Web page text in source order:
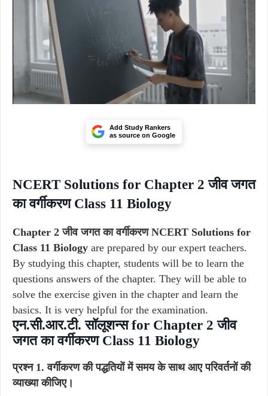
Add Study Rankers
as source on Google
NCERT Solutions for Chapter 2 जीव जगत
का वर्गीकरण Class 11 Biology
Chapter 2 जीव जगत का वर्गीकरण NCERT Solutions for
Class 11 Biology are prepared by our expert teachers.
By studying this chapter, students will be to learn the
questions answers of the chapter. They will be able to
solve the exercise given in the chapter and learn the
basics. It is very helpful for the examination.
एन.सी.आर.टी. सॉलूशन्स for Chapter 2 जीव
जगत का वर्गीकरण Class 11 Biology
प्रश्न 1. वर्गीकरण की पद्धतियों में समय के साथ आए परिवर्तनों की
व्याख्या कीजिए।